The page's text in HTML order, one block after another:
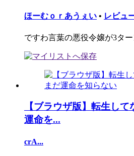
ほーむｏｒあうぇい • レビュ
ですわ言葉の悪役令嬢が3ター
【ブラウザ版】転生し
運命を...
crA...